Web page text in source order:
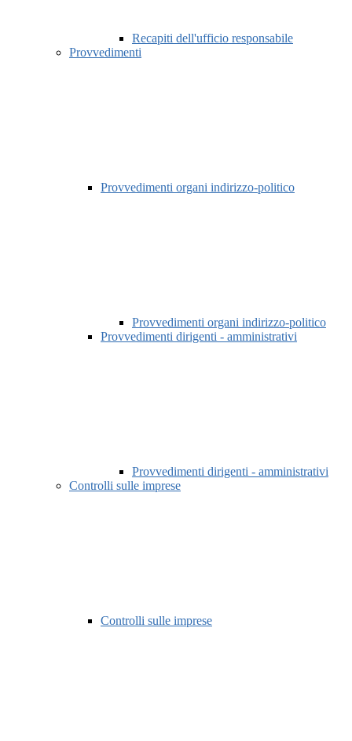
Recapiti dell'ufficio responsabile
Provvedimenti
Provvedimenti organi indirizzo-politico
Provvedimenti organi indirizzo-politico
Provvedimenti dirigenti - amministrativi
Provvedimenti dirigenti - amministrativi
Controlli sulle imprese
Controlli sulle imprese